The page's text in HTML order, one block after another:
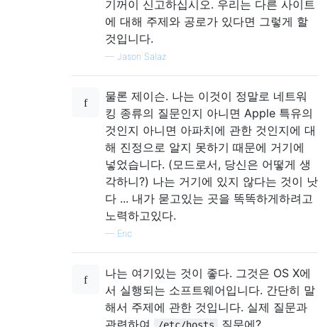
기꺼이 신고하십시오. 우리는 다른 사이트
에 대해 주제와 공로가 있다면 그렇게 할
것입니다.
— Jason Salaz
물론 제이슨. 나는 이것이 정말로 네트워
킹 종류의 질문인지 아니면 Apple 특유의
것인지 아니면 아파치에 관한 것인지에 대
해 진정으로 알지 못하기 때문에 거기에
넣었습니다. (모드로서, 당신은 어떻게 생
각하니?) 나는 거기에 있지 않다는 것이 낫
다 ... 내가 묻고있는 곳을 똑똑하게하려고
노력하고있다.
— Eric
나는 여기있는 것이 좋다. 그것은 OS X에
서 실행되는 소프트웨어입니다. 간단히 말
해서 주제에 관한 것입니다. 실제 질문과
관련하여
/etc/hosts 질문에?